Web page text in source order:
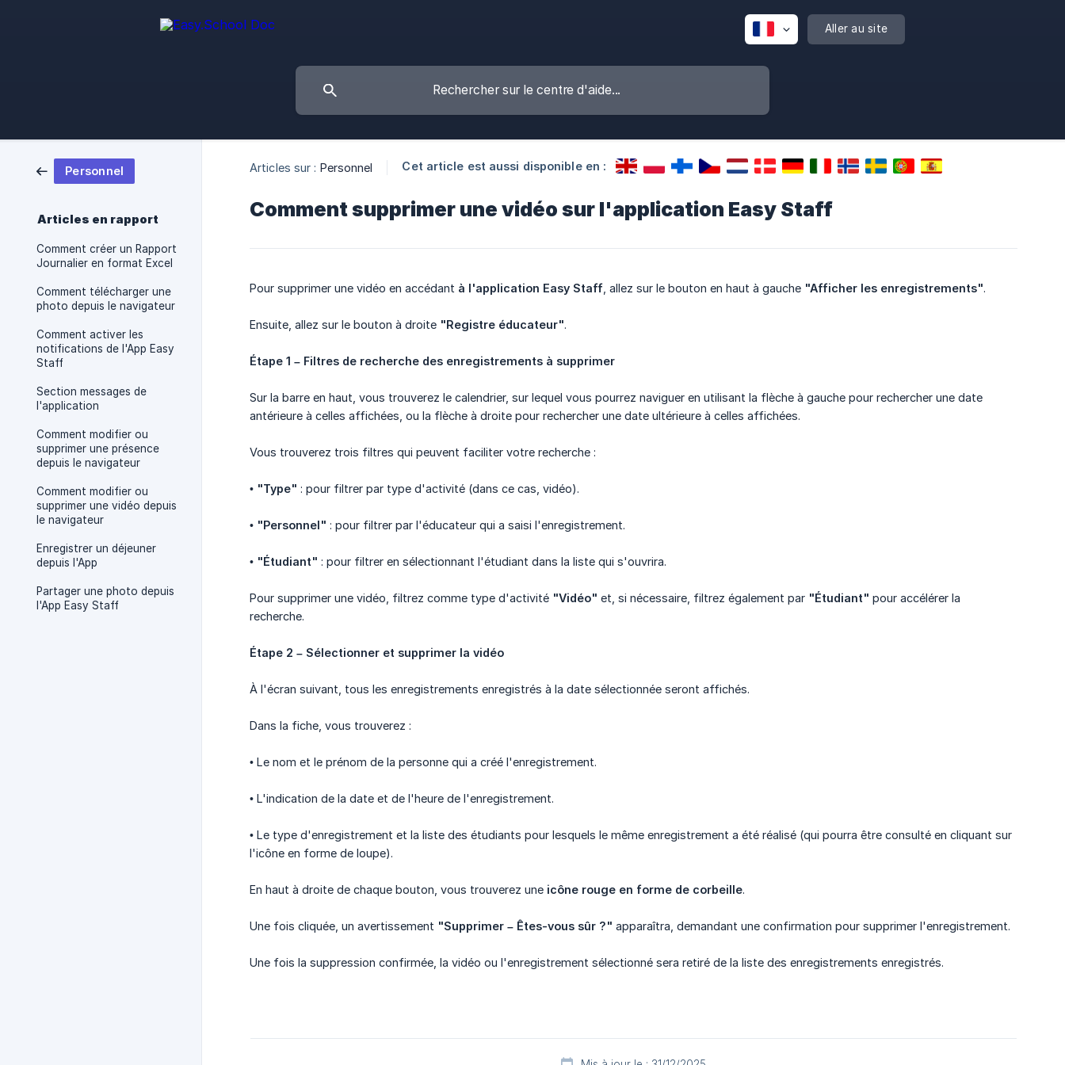
Aller au site
Personnel
Articles en rapport
Comment créer un Rapport
Journalier en format Excel
Comment télécharger une
photo depuis le navigateur
Comment activer les
notifications de l'App Easy
Staff
Section messages de
l'application
Comment modifier ou
supprimer une présence
depuis le navigateur
Comment modifier ou
supprimer une vidéo depuis
le navigateur
Enregistrer un déjeuner
depuis l'App
Partager une photo depuis
l'App Easy Staff
Articles sur : Personnel Cet article est aussi disponible en :
Comment supprimer une vidéo sur l'application Easy Staff
Pour supprimer une vidéo en accédant à l'application Easy Staff , allez sur le bouton en haut à gauche "Afficher les enregistrements".
Ensuite, allez sur le bouton à droite "Registre éducateur".
Étape 1 – Filtres de recherche des enregistrements à supprimer
Sur la barre en haut, vous trouverez le calendrier, sur lequel vous pourrez naviguer en utilisant la flèche à gauche pour rechercher une date
antérieure à celles affichées, ou la flèche à droite pour rechercher une date ultérieure à celles affichées.
Vous trouverez trois filtres qui peuvent faciliter votre recherche :
• "Type" : pour filtrer par type d'activité (dans ce cas, vidéo).
• "Personnel" : pour filtrer par l'éducateur qui a saisi l'enregistrement.
• "Étudiant" : pour filtrer en sélectionnant l'étudiant dans la liste qui s'ouvrira.
Pour supprimer une vidéo, filtrez comme type d'activité "Vidéo" et, si nécessaire, filtrez également par "Étudiant" pour accélérer la
recherche.
Étape 2 – Sélectionner et supprimer la vidéo
À l'écran suivant, tous les enregistrements enregistrés à la date sélectionnée seront affichés.
Dans la fiche, vous trouverez :
• Le nom et le prénom de la personne qui a créé l'enregistrement.
• L'indication de la date et de l'heure de l'enregistrement.
• Le type d'enregistrement et la liste des étudiants pour lesquels le même enregistrement a été réalisé (qui pourra être consulté en cliquant sur
l'icône en forme de loupe).
En haut à droite de chaque bouton, vous trouverez une icône rouge en forme de corbeille.
Une fois cliquée, un avertissement "Supprimer – Êtes-vous sûr ?" apparaîtra, demandant une confirmation pour supprimer l'enregistrement.
Une fois la suppression confirmée, la vidéo ou l'enregistrement sélectionné sera retiré de la liste des enregistrements enregistrés.